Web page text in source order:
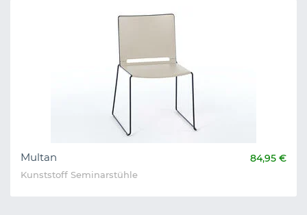
Multan 84,95 €
Kunststoff Seminarstühle